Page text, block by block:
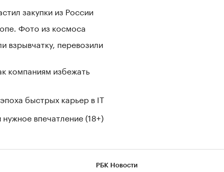
закупки из России
Фото из космоса
взрывчатку, перевозили
компаниям избежать
быстрых карьер в IT
впечатление (18+)
РБК Новости